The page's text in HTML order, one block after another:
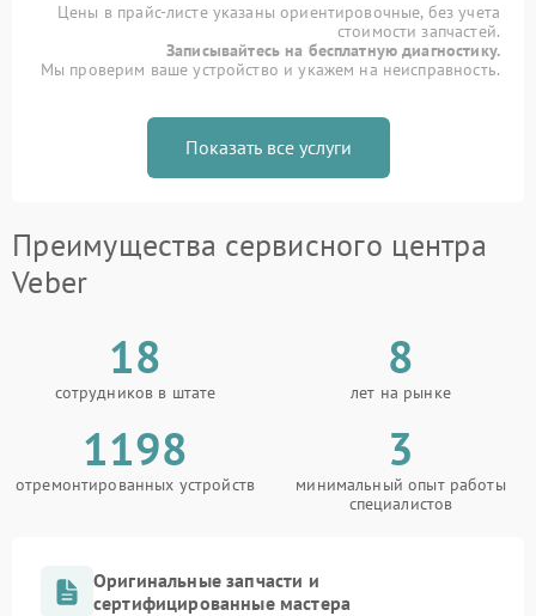
Цены в прайс-листе указаны ориентировочные, без учета
стоимости запчастей.
Записывайтесь на бесплатную диагностику.
Мы проверим ваше устройство и укажем на неисправность.
Показать все услуги
Преимущества сервисного центра
Veber
18
сотрудников в штате
8
лет на рынке
1198
отремонтированных устройств
3
минимальный опыт работы
специалистов
Оригинальные запчасти и
сертифицированные мастера